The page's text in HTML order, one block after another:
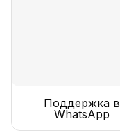
Поддержка в
WhatsApp